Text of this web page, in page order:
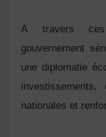
À travers ces
gouvernement
une diplomatie
investissements,
nationales et